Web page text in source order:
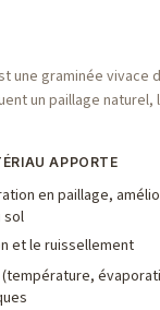
une graminée vivace
un paillage naturel,
APPORTE
en paillage,
sol
et le ruissellement